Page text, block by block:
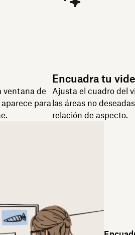
ventana de
para
Encuadra tu
Ajusta el cuadro del
las áreas no
relación de aspecto.